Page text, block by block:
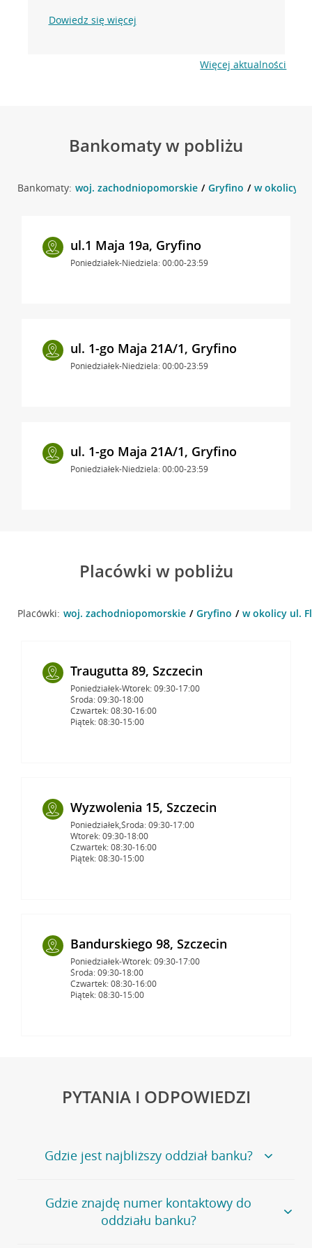
Dowiedz się więcej
Więcej aktualności
Bankomaty w pobliżu
Bankomaty: woj. zachodniopomorskie Gryfino w okolicy
ul.1 Maja 19a, Gryfino
Poniedziałek-Niedziela: 00:00-23:59
ul. 1-go Maja 21A/1, Gryfino
Poniedziałek-Niedziela: 00:00-23:59
ul. 1-go Maja 21A/1, Gryfino
Poniedziałek-Niedziela: 00:00-23:59
Placówki w pobliżu
Placówki: woj. zachodniopomorskie Gryfino w okolicy ul.
Traugutta 89, Szczecin
Poniedziałek-Wtorek: 09:30-17:00
Środa: 09:30-18:00
Czwartek: 08:30-16:00
Piątek: 08:30-15:00
Wyzwolenia 15, Szczecin
Poniedziałek,Środa: 09:30-17:00
Wtorek: 09:30-18:00
Czwartek: 08:30-16:00
Piątek: 08:30-15:00
Bandurskiego 98, Szczecin
Poniedziałek-Wtorek: 09:30-17:00
Środa: 09:30-18:00
Czwartek: 08:30-16:00
Piątek: 08:30-15:00
PYTANIA I ODPOWIEDZI
Gdzie jest najbliższy oddział banku?
Jeśli szukasz oddziału naszego banku, zapraszamy na
stronęPlacówki i bankomaty, na której znajduje się
wygodna wyszukiwarka.
Gdzie znajdę numer kontaktowy do
oddziału banku?